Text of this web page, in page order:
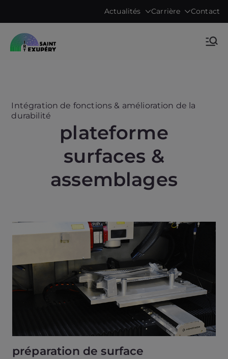
contenu
Actualités Carrière Contact
Technological
Research
Institute
Intégration de fonctions & amélioration de la
durabilité
plateforme
surfaces &
assemblages
préparation de surface